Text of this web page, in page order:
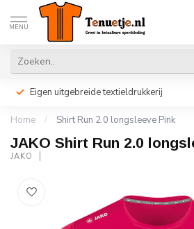
MENU
Eigen uitgebreide textieldrukkerij
Home / Shirt Run 2.0 longsleeve Pink
JAKO Shirt Run 2.0
JAKO